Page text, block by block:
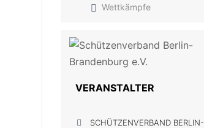
Wettkämpfe
VERANSTALTER
SCHÜTZENVERBAND BERLIN-